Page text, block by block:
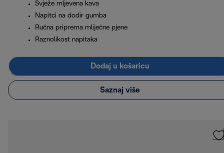
Svježe mljevena kava
Napitci na dodir gumba
Ručna priprema mliječne pjene
Raznolikost napitaka
Dodaj u košaricu
Saznaj više